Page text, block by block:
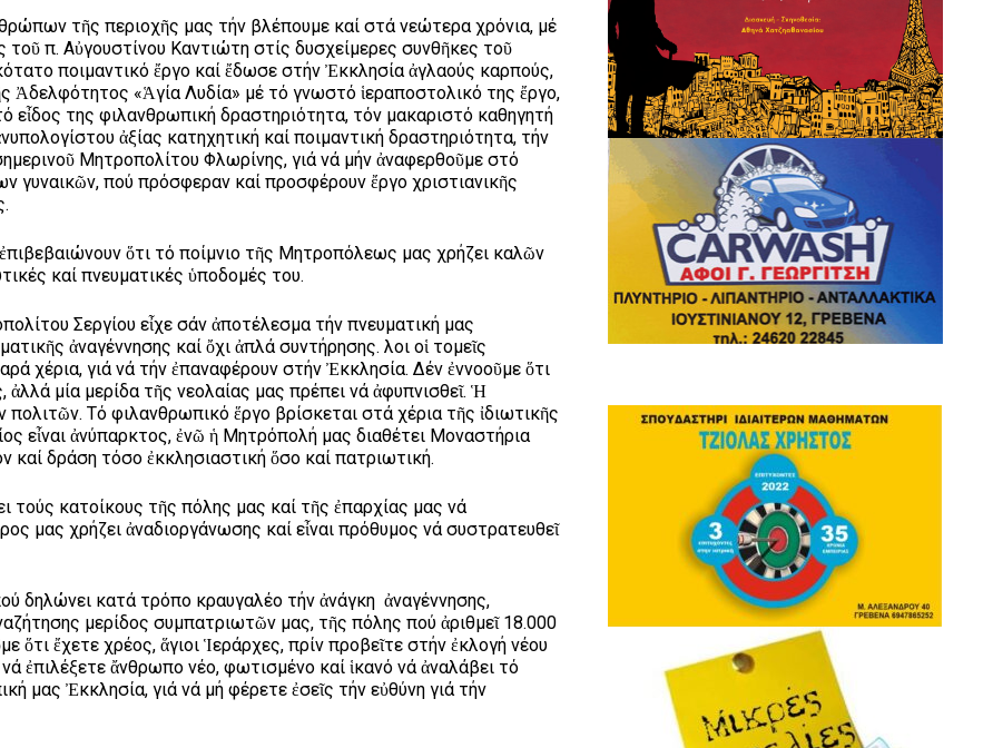
τῆς περιοχῆς μας τήν βλέπουμε καί στά νεώτερα χρόνια, μέ
π. Αὐγουστίνου Καντιώτη στίς δυσχείμερες συνθῆκες τοῦ
ποιμαντικό ἔργο καί ἔδωσε στήν Ἐκκλησία ἀγλαούς καρπούς,
Ἀδελφότητος «Ἁγία Λυδία» μέ τό γνωστό ἱεραποστολικό της ἔργο,
εἶδος της φιλανθρωπική δραστηριότητα, τόν μακαριστό καθηγητή
ἀξίας κατηχητική καί ποιμαντική δραστηριότητα, τήν
Μητροπολίτου Φλωρίνης, γιά νά μήν ἀναφερθοῦμε στό
πού πρόσφεραν καί προσφέρουν ἔργο χριστιανικῆς
ὅτι τό ποίμνιο τῆς Μητροπόλεως μας χρήζει καλῶν
καί πνευματικές ὑποδομές του.
Σεργίου εἶχε σάν ἀποτέλεσμα τήν πνευματική μας
ἀναγέννησης καί ὄχι ἀπλά συντήρησης. Ὅλοι οἱ τομεῖς
χέρια, γιά νά τήν ἐπαναφέρουν στήν Ἐκκλησία. Δέν ἐννοοῦμε ὅτι
μία μερίδα τῆς νεολαίας μας πρέπει νά ἀφυπνισθεῖ. Ἡ
Τό φιλανθρωπικό ἕργο βρίσκεται στά χέρια τῆς ἰδιωτικῆς
εἶναι ἀνύπαρκτος, ἐνῶ ἡ Μητρόπολή μας διαθέτει Μοναστήρια
δράση τόσο ἐκκλησιαστική ὅσο καί πατριωτική.
κατοίκους τῆς πόλης μας καί τῆς ἐπαρχίας μας νά
μας χρήζει ἀναδιοργάνωσης καί εἶναι πρόθυμος νά συστρατευθεῖ
δηλώνει κατά τρόπο κραυγαλέο τήν ἀνάγκη ἀναγέννησης,
μερίδος συμπατριωτῶν μας, τῆς πόλης πού ἀριθμεῖ 18.000
ὅτι ἔχετε χρέος, ἅγιοι Ἱεράρχες, πρίν προβεῖτε στήν ἐκλογή νέου
ἐπιλέξετε ἄνθρωπο νέο, φωτισμένο καί ἱκανό νά ἀναλάβει τό
μας Ἐκκλησία, γιά νά μή φέρετε ἐσεῖς τήν εὐθύνη γιά τήν